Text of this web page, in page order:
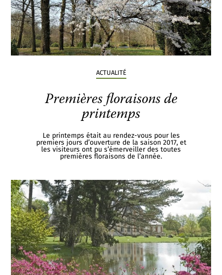
ACTUALITÉ
Premières floraisons de
printemps
Le printemps était au rendez-vous pour les
premiers jours d’ouverture de la saison 2017, et
les visiteurs ont pu s’émerveiller des toutes
premières floraisons de l’année.